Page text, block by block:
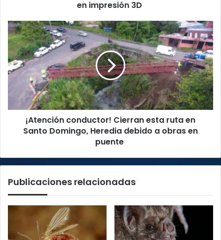
miniatura
en
impresión
3D
en impresión 3D
¡Atención
conductor!
Cierran
esta
ruta
en
Domingo,
Heredia
debido
puente
¡Atención conductor! Cierran esta ruta en
Santo Domingo, Heredia debido a obras en
puente
Publicaciones relacionadas